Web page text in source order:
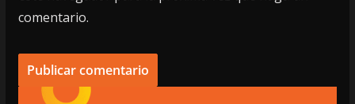
comentario.